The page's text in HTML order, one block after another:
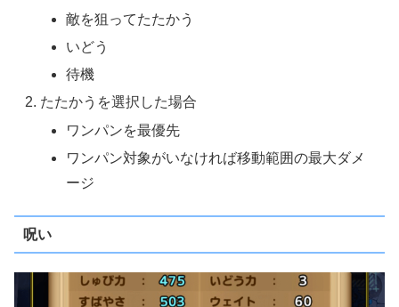
敵を狙ってたたかう
いどう
待機
たたかうを選択した場合
ワンパンを最優先
ワンパン対象がいなければ移動範囲の最大ダメ
ージ
呪い